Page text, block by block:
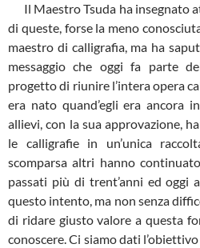
Il Maestro Tsuda ha insegnato
di queste, forse la meno
maestro di calligrafia, ma ha
messaggio che oggi fa parte
progetto di riunire l’intera opera
era nato quand’egli era ancora
allievi, con la sua approvazione,
le calligrafie in un’unica
scomparsa altri hanno
passati più di trent’anni ed oggi
questo intento, ma non senza
di ridare giusto valore a questa
conoscere. Ci siamo dati